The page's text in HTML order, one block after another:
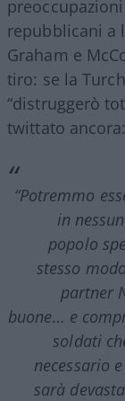
repubblicani a
Graham e
tiro: se la
“distruggerò
twittato ancora:
“Potremmo
in
popolo
stesso
partner
buone… e
soldati
necessario
sarà